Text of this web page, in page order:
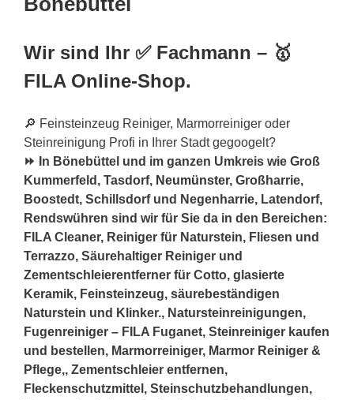
Wir sind Ihr ✅ Fachmann – 🥇
FILA Online-Shop.
🔎 Feinsteinzeug Reiniger, Marmorreiniger oder
Steinreinigung Profi in Ihrer Stadt gegoogelt?
⏩ In Bönebüttel und im ganzen Umkreis wie Groß
Kummerfeld, Tasdorf, Neumünster, Großharrie,
Boostedt, Schillsdorf und Negenharrie, Latendorf,
Rendswühren sind wir für Sie da in den Bereichen:
FILA Cleaner, Reiniger für Naturstein, Fliesen und
Terrazzo, Säurehaltiger Reiniger und
Zementschleierentferner für Cotto, glasierte
Keramik, Feinsteinzeug, säurebeständigen
Naturstein und Klinker., Natursteinreinigungen,
Fugenreiniger – FILA Fuganet, Steinreiniger kaufen
und bestellen, Marmorreiniger, Marmor Reiniger &
Pflege,, Zementschleier entfernen,
Fleckenschutzmittel, Steinschutzbehandlungen,